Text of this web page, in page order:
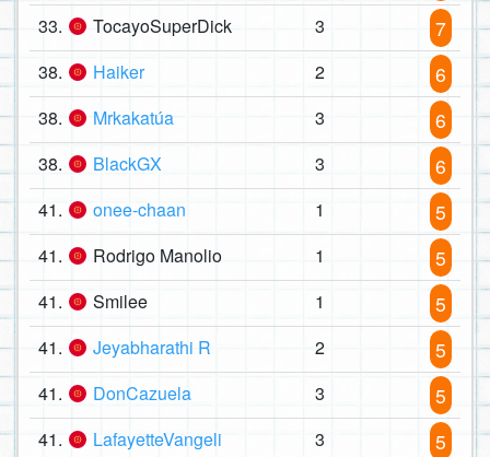
33. TocayoSuperDick 3 7
38. Haiker 2 6
38. Mrkakatúa 3 6
38. BlackGX 3 6
41. onee-chaan 1 5
41. Rodrigo Manolio 1 5
41. Smilee 1 5
41. Jeyabharathi R 2 5
41. DonCazuela 3 5
41. LafayetteVangeli 3 5